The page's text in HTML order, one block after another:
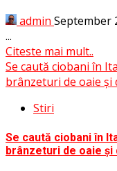
admin September
...
Citeste mai mult..
Se caută ciobani în
brânzeturi de oaie și
Stiri
Se caută ciobani în
brânzeturi de oaie și